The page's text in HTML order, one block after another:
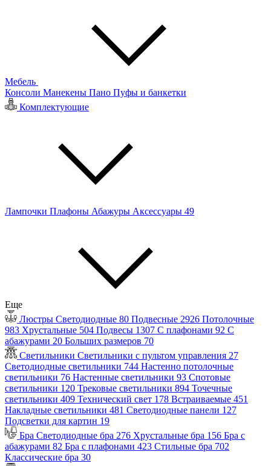
Мебель
Консоли Манекены Пано Пуфы и банкетки
Комплектующие
Лампочки Плафоны Абажуры Аксессуары 49
Еще
Люстры Светодиодные 80 Подвесные 2926 Потолочные
983 Хрустальные 504 Подвесы 1307 С плафонами 92 С
абажурами 20 Больших размеров 70
Светильники Светильники с пультом управления 27
Светодиодные светильники 744 Настенно потолочные
светильники 76 Настенные светильники 93 Спотовые
светильники 120 Трековые светильники 894 Точечные
светильники 409 Технический свет 178 Встраиваемые 451
Накладные светильники 481 Светодиодные панели 127
Подсветки для картин 19
Бра Светодиодные бра 276 Хрустальные бра 156 Бра с
абажурами 82 Бра с плафонами 423 Стильные бра 702
Классические бра 30